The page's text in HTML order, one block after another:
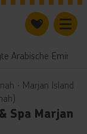
Arabische Emirate
∙ Marjan Island
Spa Marjan